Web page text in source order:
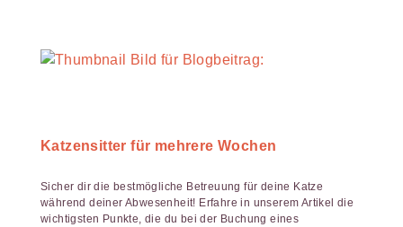
Katzensitter für mehrere Wochen
Sicher dir die bestmögliche Betreuung für deine Katze
während deiner Abwesenheit! Erfahre in unserem Artikel die
wichtigsten Punkte, die du bei der Buchung eines